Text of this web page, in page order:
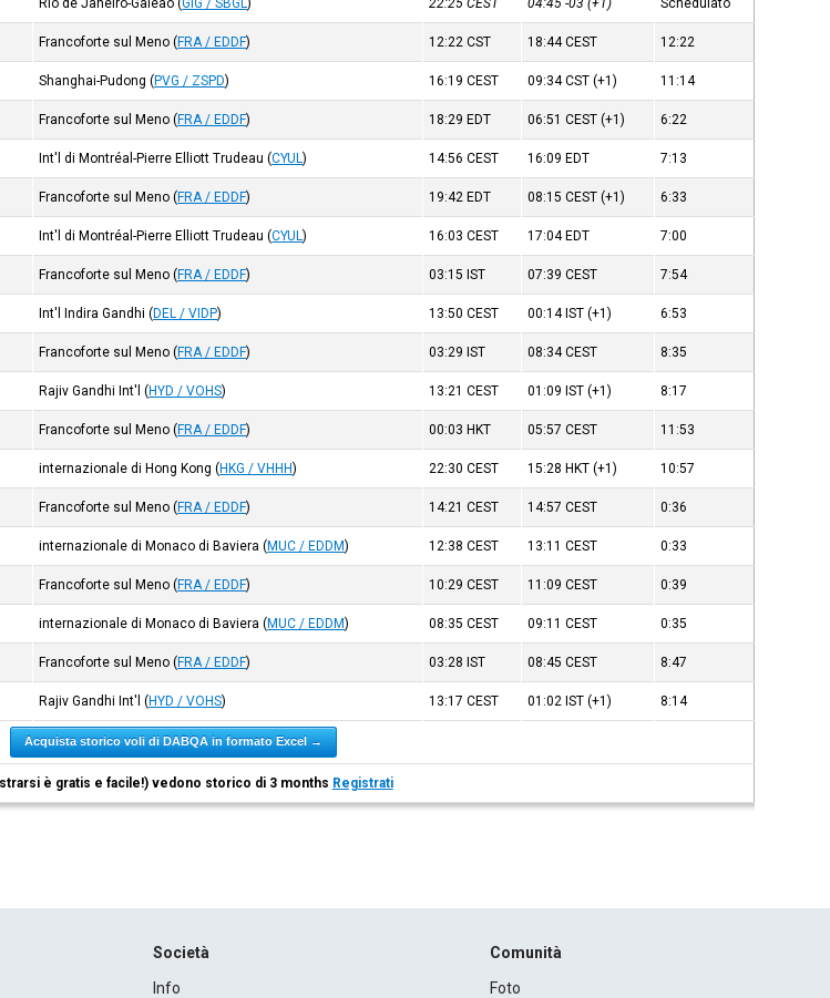
Rio de Janeiro-Galeão (GIG / SBGL) 22:25CEST 04:45-03 (+1) Schedulato
Francoforte sul Meno (FRA / EDDF) 12:22CST 18:44CEST 12:22
Shanghai-Pudong (PVG / ZSPD) 16:19CEST 09:34CST (+1) 11:14
Francoforte sul Meno (FRA / EDDF) 18:29 EDT 06:51CEST (+1) 6:22
Int'l di Montréal-Pierre Elliott Trudeau (CYUL) 14:56CEST 16:09 EDT 7:13
Francoforte sul Meno (FRA / EDDF) 19:42 EDT 08:15CEST (+1) 6:33
Int'l di Montréal-Pierre Elliott Trudeau (CYUL) 16:03CEST 17:04 EDT 7:00
Francoforte sul Meno (FRA / EDDF) 03:15 IST 07:39CEST 7:54
Int'l Indira Gandhi (DEL / VIDP) 13:50CEST 00:14 IST (+1) 6:53
Francoforte sul Meno (FRA / EDDF) 03:29 IST 08:34CEST 8:35
Rajiv Gandhi Int'l (HYD / VOHS) 13:21CEST 01:09 IST (+1) 8:17
Francoforte sul Meno (FRA / EDDF) 00:03 HKT 05:57CEST 11:53
internazionale di Hong Kong (HKG / VHHH) 22:30CEST 15:28 HKT (+1) 10:57
Francoforte sul Meno (FRA / EDDF) 14:21CEST 14:57CEST 0:36
internazionale di Monaco di Baviera (MUC / EDDM) 12:38CEST 13:11CEST 0:33
Francoforte sul Meno (FRA / EDDF) 10:29CEST 11:09CEST 0:39
internazionale di Monaco di Baviera (MUC / EDDM) 08:35CEST 09:11CEST 0:35
Francoforte sul Meno (FRA / EDDF) 03:28 IST 08:45CEST 8:47
Rajiv Gandhi Int'l (HYD / VOHS) 13:17CEST 01:02 IST (+1) 8:14
Acquista storico voli di DABQA in formato Excel →
è gratis e facile!) vedono storico di 3 months Registrati
Società
Info
Comunità
Foto